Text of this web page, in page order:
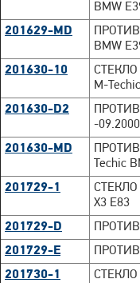
BMW
201629-MD
BMW
201630-10
M-
201630-D2
-
201630-MD
Techic
201729-1
СТЕКЛО
X3 E83
201729-D
201729-E
201730-1
СТЕКЛО